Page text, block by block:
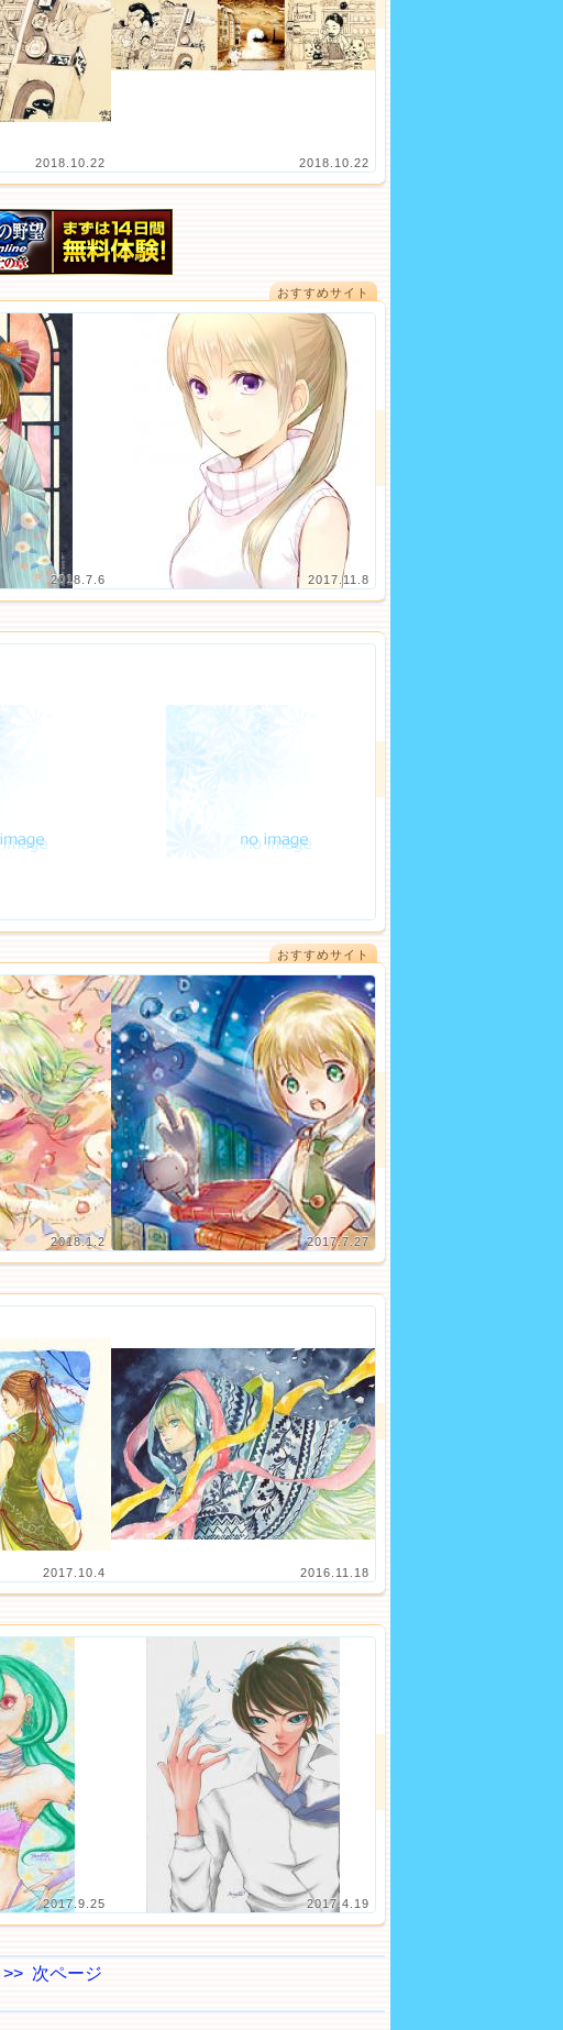
2018.10.22 2018.10.22
おすすめサイト
2018.7.6 2017.11.8
おすすめサイト
2018.1.2 2017.7.27
2017.10.4 2016.11.18
2017.9.25 2017.4.19
>> 次ページ